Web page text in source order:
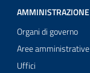
AMMINISTRAZIONE
Organi di governo
Aree amministrative
Uffici